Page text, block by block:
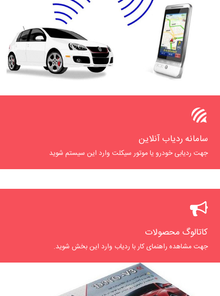
سامانه ردیاب آنلاین
جهت ردیابی خودرو یا موتور سیکلت وارد این سیستم شوید
کاتالوگ محصولات
جهت مشاهده راهنمای کار با ردیاب وارد این بخش شوید.